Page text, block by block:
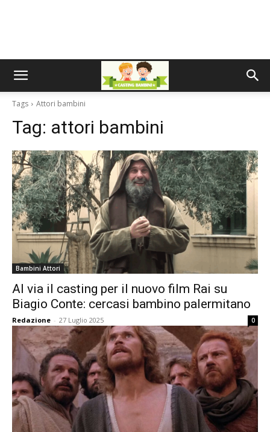
Tags Attori bambini
Tag: attori bambini
Bambini Attori
Al via il casting per il nuovo film Rai su
Biagio Conte: cercasi bambino palermitano
Redazione - 27 Luglio 2025 0